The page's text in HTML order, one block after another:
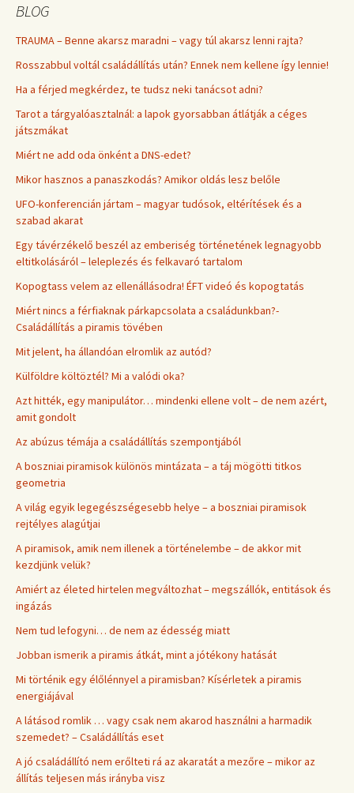
BLOG
TRAUMA – Benne akarsz maradni – vagy túl akarsz lenni rajta?
Rosszabbul voltál családállítás után? Ennek nem kellene így lennie!
Ha a férjed megkérdez, te tudsz neki tanácsot adni?
Tarot a tárgyalóasztalnál: a lapok gyorsabban átlátják a céges
játszmákat
Miért ne add oda önként a DNS-edet?
Mikor hasznos a panaszkodás? Amikor oldás lesz belőle
UFO-konferencián jártam – magyar tudósok, eltérítések és a
szabad akarat
Egy távérzékelő beszél az emberiség történetének legnagyobb
eltitkolásáról – leleplezés és felkavaró tartalom
Kopogtass velem az ellenállásodra! ÉFT videó és kopogtatás
Miért nincs a férfiaknak párkapcsolata a családunkban?-
Családállítás a piramis tövében
Mit jelent, ha állandóan elromlik az autód?
Külföldre költöztél? Mi a valódi oka?
Azt hitték, egy manipulátor… mindenki ellene volt – de nem azért,
amit gondolt
Az abúzus témája a családállítás szempontjából
A boszniai piramisok különös mintázata – a táj mögötti titkos
geometria
A világ egyik legegészségesebb helye – a boszniai piramisok
rejtélyes alagútjai
A piramisok, amik nem illenek a történelembe – de akkor mit
kezdjünk velük?
Amiért az életed hirtelen megváltozhat – megszállók, entitások és
ingázás
Nem tud lefogyni… de nem az édesség miatt
Jobban ismerik a piramis átkát, mint a jótékony hatását
Mi történik egy élőlénnyel a piramisban? Kísérletek a piramis
energiájával
A látásod romlik … vagy csak nem akarod használni a harmadik
szemedet? – Családállítás eset
A jó családállító nem erőlteti rá az akaratát a mezőre – mikor az
állítás teljesen más irányba visz